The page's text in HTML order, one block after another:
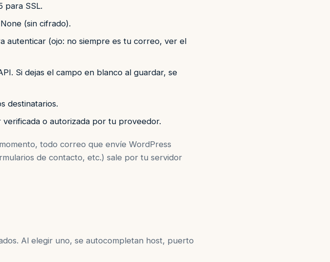
para SSL.
(sin cifrado).
autenticar (ojo: no siempre es tu correo, ver el
Si dejas el campo en blanco al guardar, se
destinatarios.
o autorizada por tu proveedor.
todo correo que envíe WordPress
de contacto, etc.) sale por tu servidor
Al elegir uno, se autocompletan host, puerto